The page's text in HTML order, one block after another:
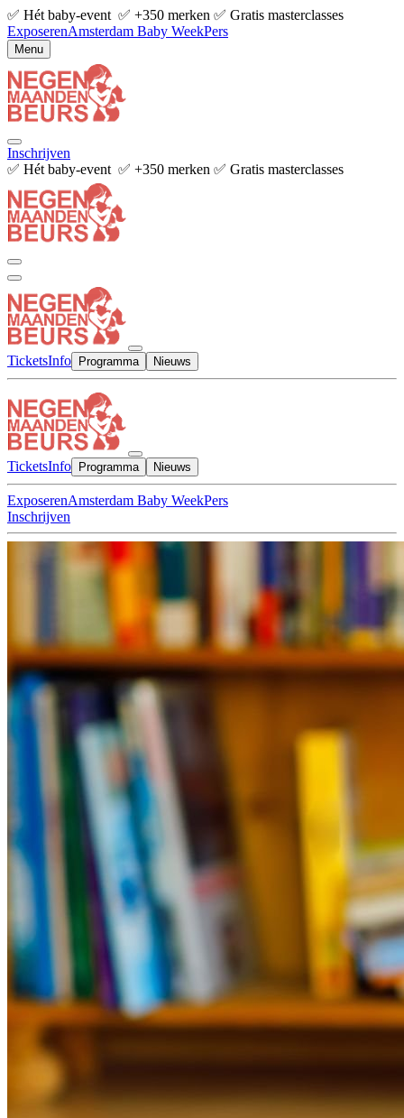
✅ Hét baby-event ✅ +350 merken ✅ Gratis masterclasses
ExposerenAmsterdam Baby WeekPers
Menu
Inschrijven
✅ Hét baby-event ✅ +350 merken ✅ Gratis masterclasses
TicketsInfo Programma Nieuws
TicketsInfo Programma Nieuws
ExposerenAmsterdam Baby WeekPers
Inschrijven